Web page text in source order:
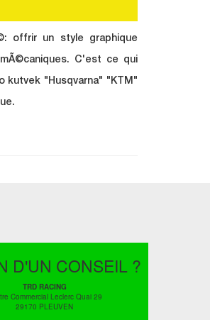
offrir un style graphique
C'est ce qui
kutvek "Husqvarna" "KTM"
D'UN CONSEIL ?
TRD RACING
Commercial Leclerc Quai 29
29170 PLEUVEN